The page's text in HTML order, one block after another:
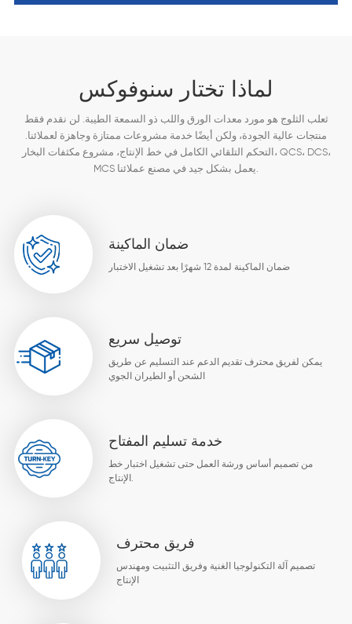
لماذا تختار سنوفوكس
ثعلب الثلوج هو مورد معدات الورق واللب ذو السمعة الطيبة. لن نقدم فقط
منتجات عالية الجودة، ولكن أيضًا خدمة مشروعات ممتازة وجاهزة لعملائنا.
التحكم التلقائي الكامل في خط الإنتاج، مشروع مكثفات البخار، QCS، DCS،
MCS يعمل بشكل جيد في مصنع عملائنا.
ضمان الماكينة
ضمان الماكينة لمدة 12 شهرًا بعد تشغيل الاختبار
توصيل سريع
يمكن لفريق محترف تقديم الدعم عند التسليم عن طريق
الشحن أو الطيران الجوي
خدمة تسليم المفتاح
من تصميم أساس ورشة العمل حتى تشغيل اختبار خط
الإنتاج.
فريق محترف
تصميم آلة التكنولوجيا الغنية وفريق التثبيت ومهندس
الإنتاج